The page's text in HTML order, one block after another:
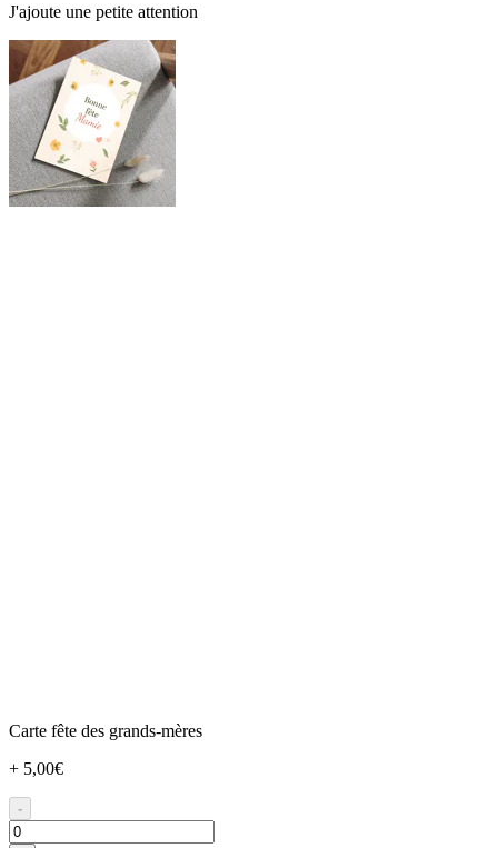
J'ajoute une petite attention
Carte fête des grands-mères
+ 5,00€
-